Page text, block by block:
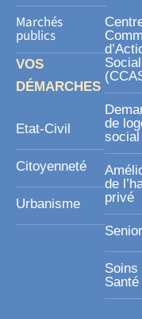
Marchés
publics
VOS
DÉMARCHES
Etat-Civil
Citoyenneté
Urbanisme
de
social
de
privé
Soins
Santé